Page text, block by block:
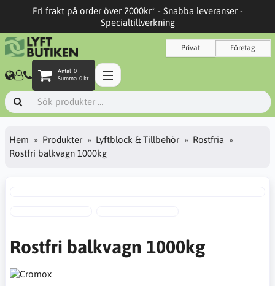
Fri frakt på order över 2000kr* - Snabba leveranser -
Specialtillverkning
Privat Företag
Antal 0
Summa 0 kr
Hem Produkter Lyftblock & Tillbehör
Rostfria
Rostfri balkvagn 1000kg
Rostfri balkvagn 1000kg